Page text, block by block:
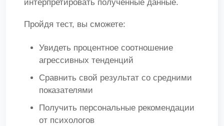
интерпретировать полученные данные.
Пройдя тест, вы сможете:
Увидеть процентное соотношение
агрессивных тенденций
Сравнить свой результат со средними
показателями
Получить персональные рекомендации
от психологов